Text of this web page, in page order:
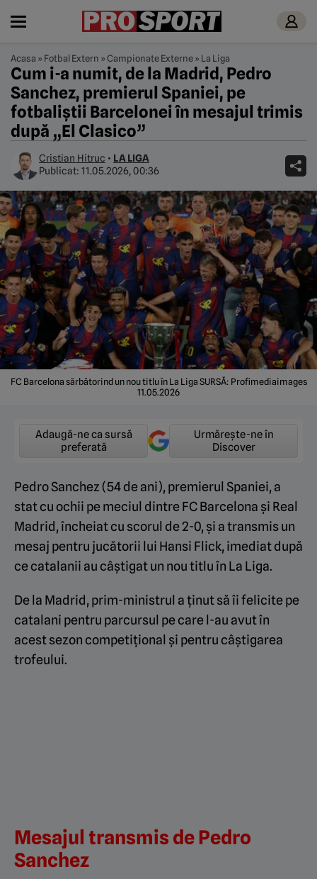
Acasa » Fotbal Extern »Campionate Externe» La Liga
Cum i-a numit, de la Madrid, Pedro
Sanchez, premierul Spaniei, pe
fotbaliștii Barcelonei în mesajul trimis
după „El Clasico”
Cristian Hitruc • LA LIGA
Publicat: 11.05.2026, 00:36
FC Barcelona sărbătorind un nou titlu în La Liga SURSĂ: Profimediaimages
11.05.2026
Adaugă-ne ca sursă
preferată
Urmărește-ne în
Discover
Pedro Sanchez (54 de ani), premierul Spaniei, a
stat cu ochii pe meciul dintre FC Barcelona și Real
Madrid, încheiat cu scorul de 2-0, și a transmis un
mesaj pentru jucătorii lui Hansi Flick, imediat după
ce catalanii au câștigat un nou titlu în La Liga.
De la Madrid, prim-ministrul a ținut să îi felicite pe
catalani pentru parcursul pe care l-au avut în
acest sezon competițional și pentru câștigarea
trofeului.
Mesajul transmis de Pedro
Sanchez